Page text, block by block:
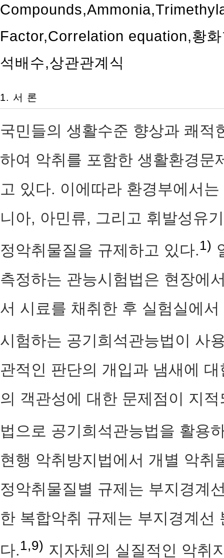
Compounds,Ammonia,
Factor,Correlation equation,황
석배수,상관관계식
1. 서 론
국민들의 생활수준 향상과 쾌
하여 악취를 포함한 생활환경문
고 있다. 이에따라 환경부에서
니아, 아민류, 그리고 휘발성유
정악취물질을 규제하고 있다.1)
측정하는 관능시험법은 현장에
서 시료를 채취한 후 실험실에
시험하는 공기희석관능법이 사
관적인 판단의 개입과 냄새에
의 객관성에 대한 문제점이 지
법으로 공기희석관능법을 활용
현행 악취방지법에서 개별 악취
정악취물질별 규제는 부지경계
한 복합악취 규제는 부지경계선
다.1,9) 지자체의 실질적인 악취